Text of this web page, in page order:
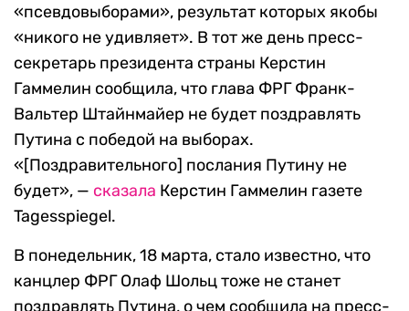
«псевдовыборами», результат которых якобы
«никого не удивляет». В тот же день пресс-
секретарь президента страны Керстин
Гаммелин сообщила, что глава ФРГ Франк-
Вальтер Штайнмайер не будет поздравлять
Путина с победой на выборах.
«[Поздравительного] послания Путину не
будет», — сказала Керстин Гаммелин газете
Tagesspiegel.
В понедельник, 18 марта, стало известно, что
канцлер ФРГ Олаф Шольц тоже не станет
поздравлять Путина, о чем сообщила на пресс-